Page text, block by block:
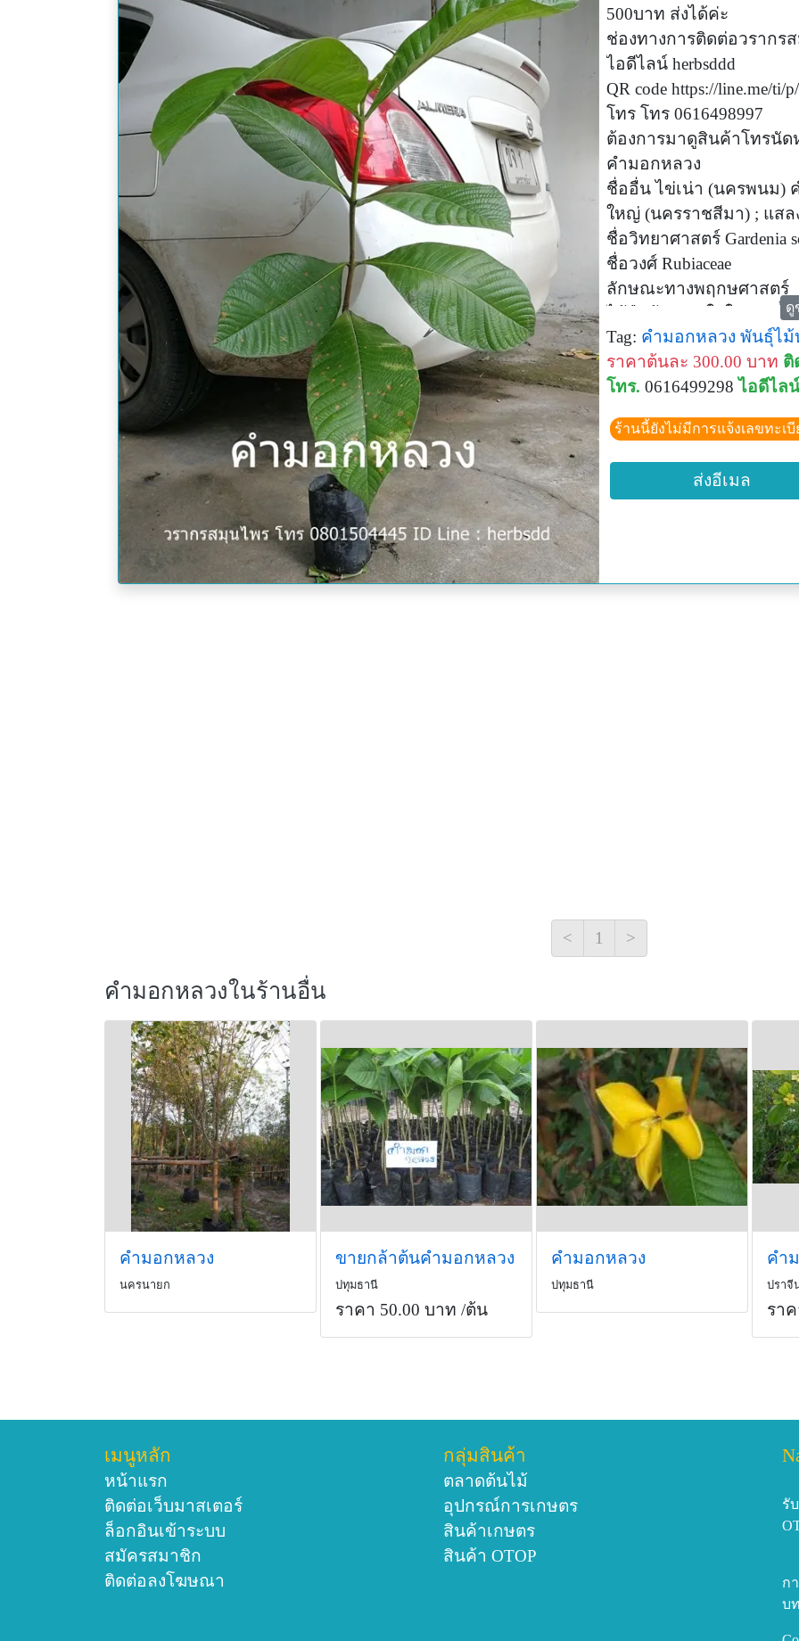
500บาท ส่งได้ค่ะ
ช่องทางการติดต่อวรากร
ไอดีไลน์ herbsddd
QR code https://line.me/ti/
โทร โทร 0616498997
ต้องการมาดูสินค้าโทรนั
คำมอกหลวง
ชื่ออื่น ไข่เน่า (นครพนม)
ใหญ่ (นครราชสีมา) ; แส
ชื่อวิทยาศาสตร์ Gardenia
ชื่อวงศ์ Rubiaceae
ลักษณะทางพฤกษศาสตร์
ไม้ยืนต้น ผลัดใบในช่วงสั้
กลมและโปร่ง แตกกิ่งน้อย
เปลือกสีเทาเข้มเรียบ แต
เป็นก้อนที่ปลายยอด เรือ
อ่อนหรือเทา ค่อนข้างเรี
เป็นกระจุกที่ปลายยอด เป็
วงรี รูปขอบขนานแกมไข่
เซนติเมตร ยาว 22-30 เ
กรอบ ก้านใบยาว 1 เซนติ
หลอดขนาดยาว 1.2-2 เซ
เป็นพูเล็กๆด้านหนึ่งแยกลึ
เซนติเมตร ยาว 2.2-4 เ
เนื้อและเมล็ดขนาดเล็กห
เบญจพรรณ ออกดอกช่วง
เดือนมีนาคมถึงสิงหาคม
สรรพคุณ
ยาสมุนไพรพื้นบ้านจังหวัด
เตี้ย และสามพันเตี้ย ต้มน้
ยาพื้นบ้าน ใช้ เมล็ด ต้มน้
กับแก่นมะพอก ต้มรวมกัน
ดู
Tag: คำมอกหลวง พันธุ์ไม้
ราคาต้นละ 300.00 บาท ติ
โทร. 0616499298 ไอดีไลน์
ร้านนี้ยังไม่มีการแจ้งเลขทะเ
ส่งอีเมล
< 1 >
คำมอกหลวงในร้านอื่น
คำมอกหลวง
นครนายก
ขายกล้าต้นคำมอกหลวง
ปทุมธานี
ราคา 50.00 บาท /ต้น
คำมอกหลวง
ปทุมธานี
คำ
ปราจี
รา
เมนูหลัก
หน้าแรก
ติดต่อเว็บมาสเตอร์
ล็อกอินเข้าระบบ
สมัครสมาชิก
ติดต่อลงโฆษณา
กลุ่มสินค้า
ตลาดต้นไม้
อุปกรณ์การเกษตร
สินค้าเกษตร
สินค้า OTOP
รั
ก
บ